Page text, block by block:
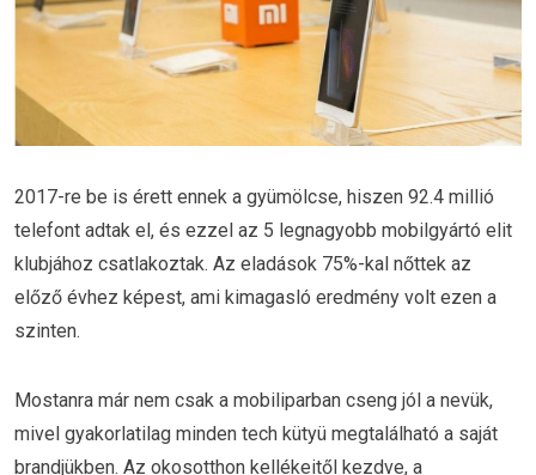
2017-re be is érett ennek a gyümölcse, hiszen 92.4 millió
telefont adtak el, és ezzel az 5 legnagyobb mobilgyártó elit
klubjához csatlakoztak. Az eladások 75%-kal nőttek az
előző évhez képest, ami kimagasló eredmény volt ezen a
szinten.
Mostanra már nem csak a mobiliparban cseng jól a nevük,
mivel gyakorlatilag minden tech kütyü megtalálható a saját
brandjükben. Az okosotthon kellékeitől kezdve, a